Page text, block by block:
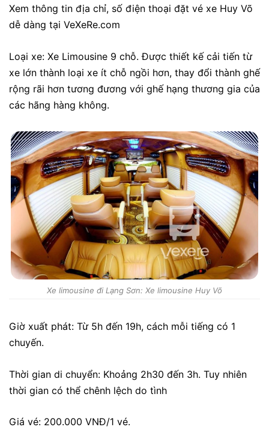
Xem thông tin địa chỉ, số điện thoại đặt vé xe Huy Võ
dễ dàng tại VeXeRe.com
Loại xe: Xe Limousine 9 chỗ. Được thiết kế cải tiến từ
xe lớn thành loại xe ít chỗ ngồi hơn, thay đổi thành ghế
rộng rãi hơn tương đương với ghế hạng thương gia của
các hãng hàng không.
Xe limousine đi Lạng Sơn: Xe limousine Huy Võ
Giờ xuất phát: Từ 5h đến 19h, cách mỗi tiếng có 1
chuyến.
Thời gian di chuyển: Khoảng 2h30 đến 3h. Tuy nhiên
thời gian có thể chênh lệch do tình
Giá vé: 200.000 VNĐ/1 vé.